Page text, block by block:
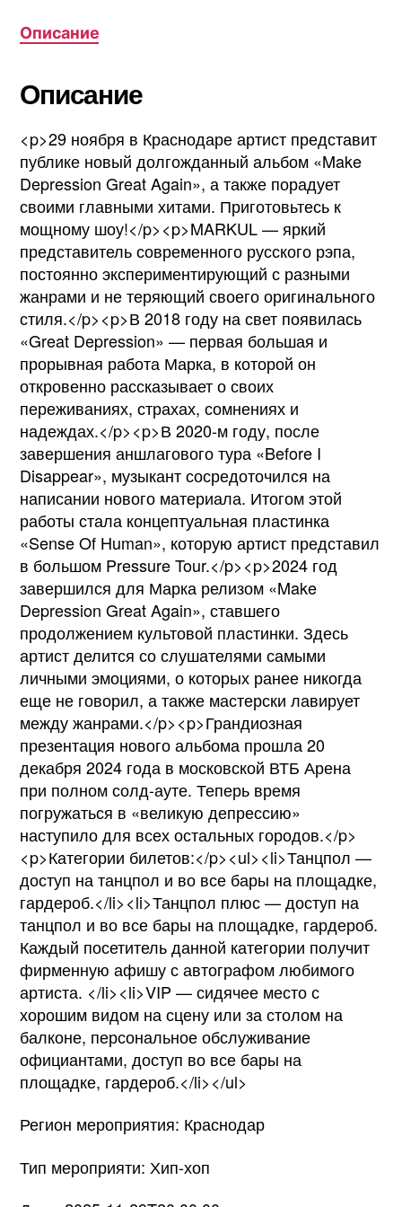
Описание
Описание
<p>29 ноября в Краснодаре артист представит
публике новый долгожданный альбом «Make
Depression Great Again», а также порадует
своими главными хитами. Приготовьтесь к
мощному шоу!</p><p>MARKUL — яркий
представитель современного русского рэпа,
постоянно экспериментирующий с разными
жанрами и не теряющий своего оригинального
стиля.</p><p>В 2018 году на свет появилась
«Great Depression» — первая большая и
прорывная работа Марка, в которой он
откровенно рассказывает о своих
переживаниях, страхах, сомнениях и
надеждах.</p><p>В 2020-м году, после
завершения аншлагового тура «Before I
Disappear», музыкант сосредоточился на
написании нового материала. Итогом этой
работы стала концептуальная пластинка
«Sense Of Human», которую артист представил
в большом Pressure Tour.</p><p>2024 год
завершился для Марка релизом «Make
Depression Great Again», ставшего
продолжением культовой пластинки. Здесь
артист делится со слушателями самыми
личными эмоциями, о которых ранее никогда
еще не говорил, а также мастерски лавирует
между жанрами.</p><p>Грандиозная
презентация нового альбома прошла 20
декабря 2024 года в московской ВТБ Арена
при полном солд-ауте. Теперь время
погружаться в «великую депрессию»
наступило для всех остальных городов.</p>
<p>Категории билетов:</p><ul><li>Танцпол —
доступ на танцпол и во все бары на площадке,
гардероб.</li><li>Танцпол плюс — доступ на
танцпол и во все бары на площадке, гардероб.
Каждый посетитель данной категории получит
фирменную афишу с автографом любимого
артиста. </li><li>VIP — сидячее место с
хорошим видом на сцену или за столом на
балконе, персональное обслуживание
официантами, доступ во все бары на
площадке, гардероб.</li></ul>
Регион мероприятия: Краснодар
Тип мероприяти: Хип-хоп